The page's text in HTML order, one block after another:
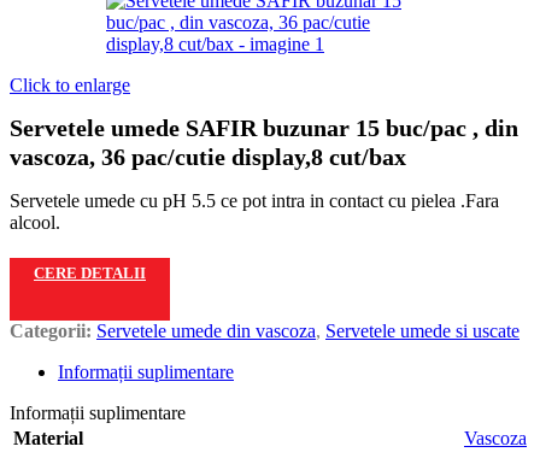
Click to enlarge
Servetele umede SAFIR buzunar 15 buc/pac , din
vascoza, 36 pac/cutie display,8 cut/bax
Servetele umede cu pH 5.5 ce pot intra in contact cu pielea .Fara
alcool.
CERE DETALII
Categorii: Servetele umede din vascoza, Servetele umede si uscate
Informații suplimentare
Informații suplimentare
Material
Vascoza